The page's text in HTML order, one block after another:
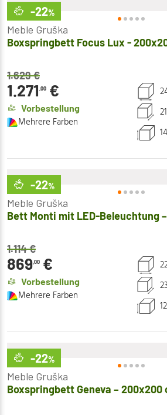
-22%
Meble Gruška
Boxspringbett Focus Lux -
1.629€
1.271 ,00 €
Vorbestellung
Mehrere Farben
-22%
Meble Gruška
Bett Monti mit LED-Beleuchtung
1.114€
869,00 €
Vorbestellung
Mehrere Farben
-22%
Meble Gruška
Boxspringbett Geneva – 200x200